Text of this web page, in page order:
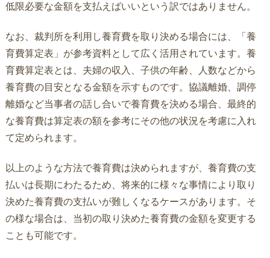
低限必要な金額を支払えばいいという訳ではありません。
なお、裁判所を利用し養育費を取り決める場合には、「養
育費算定表」が参考資料として広く活用されています。養
育費算定表とは、夫婦の収入、子供の年齢、人数などから
養育費の目安となる金額を示すものです。協議離婚、調停
離婚など当事者の話し合いで養育費を決める場合、最終的
な養育費は算定表の額を参考にその他の状況を考慮に入れ
て定められます。
以上のような方法で養育費は決められますが、養育費の支
払いは長期にわたるため、将来的に様々な事情により取り
決めた養育費の支払いが難しくなるケースがあります。そ
の様な場合は、当初の取り決めた養育費の金額を変更する
ことも可能です。